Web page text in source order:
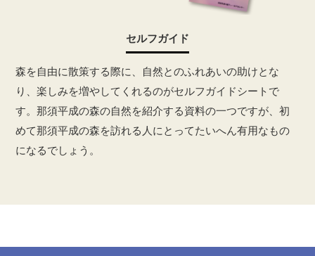
セルフガイド
森を自由に散策する際に、自然とのふれあいの助けとな
り、楽しみを増やしてくれるのがセルフガイドシートで
す。那須平成の森の自然を紹介する資料の一つですが、初
めて那須平成の森を訪れる人にとってたいへん有用なもの
になるでしょう。